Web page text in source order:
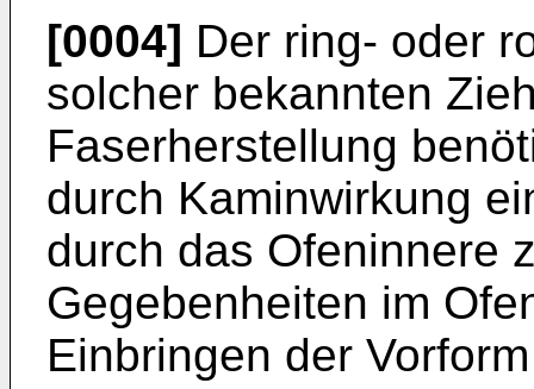
[0004] Der ring- oder
solcher bekannten
Faserherstellung
durch Kaminwirkung
durch das Ofeninnere
Gegebenheiten im
Einbringen der